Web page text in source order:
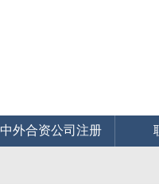
中外合资公司注册